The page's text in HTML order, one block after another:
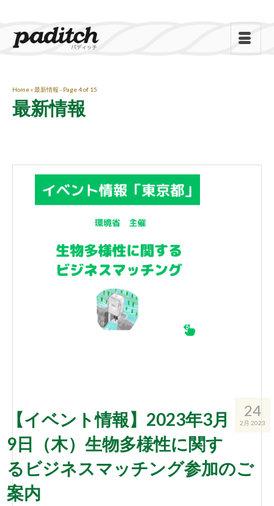
最新情報
Home»最新情報 - Page 4 of 15
24
2月 2023
【イベント情報】2023年3月
9日（木）生物多様性に関す
るビジネスマッチング参加のご
案内